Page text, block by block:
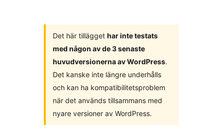
Det här tillägget har inte testats
med någon av de 3 senaste
huvudversionerna av WordPress.
Det kanske inte längre underhålls
och kan ha kompatibilitetsproblem
när det används tillsammans med
nyare versioner av WordPress.